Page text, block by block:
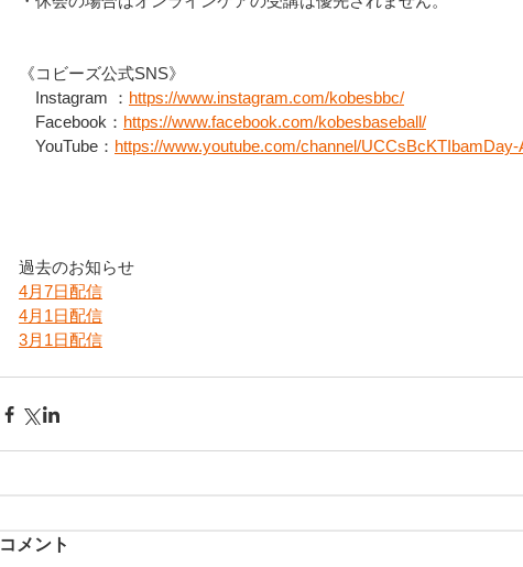
《コビーズ公式SNS》
Instagram ： https://www.instagram.com/kobesbbc/
Facebook： https://www.facebook.com/kobesbaseball/
YouTube： https://www.youtube.com/channel/
過去のお知らせ
4月7日配信
4月1日配信
3月1日配信
コメント